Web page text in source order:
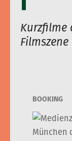
Kurzfilme
Filmszene
BOOKING